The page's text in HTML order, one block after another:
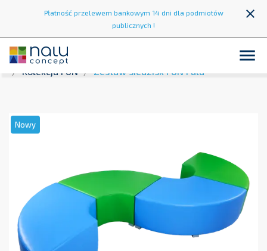
Płatność przelewem bankowym 14 dni dla podmiotów
publicznych !
close

Strona główna
Fotele i kanapy
Kolekcja FUN
Zestaw siedzisk FUN Fala
Nowy